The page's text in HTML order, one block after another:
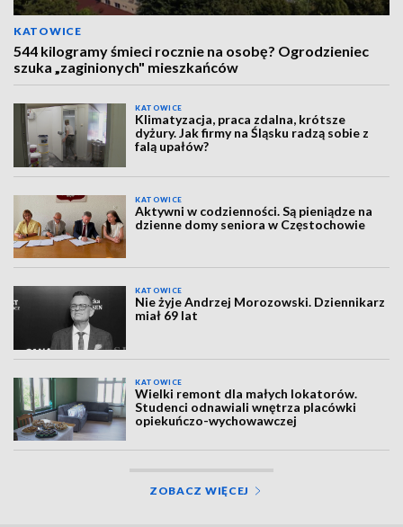
KATOWICE
544 kilogramy śmieci rocznie na osobę? Ogrodzieniec
szuka „zaginionych" mieszkańców
KATOWICE
Klimatyzacja, praca zdalna, krótsze
dyżury. Jak firmy na Śląsku radzą sobie z
falą upałów?
KATOWICE
Aktywni w codzienności. Są pieniądze na
dzienne domy seniora w Częstochowie
KATOWICE
Nie żyje Andrzej Morozowski. Dziennikarz
miał 69 lat
KATOWICE
Wielki remont dla małych lokatorów.
Studenci odnawiali wnętrza placówki
opiekuńczo-wychowawczej
ZOBACZ WIĘCEJ